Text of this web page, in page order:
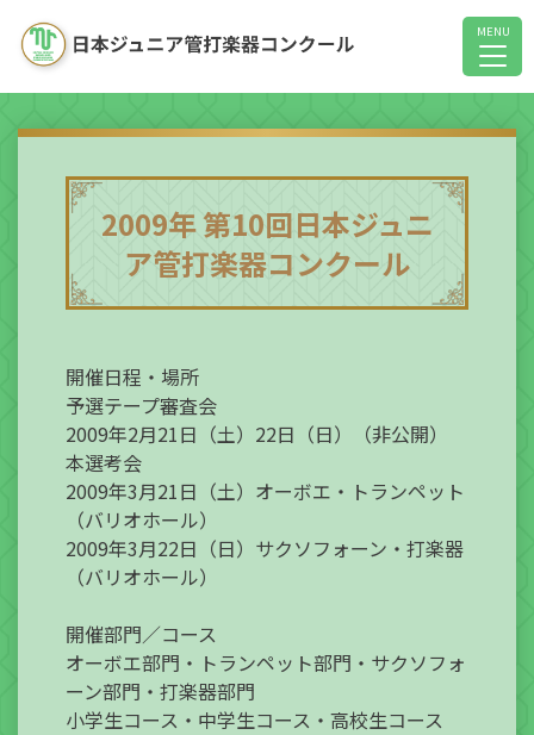
2009年 第10回日本ジュニ
ア管打楽器コンクール
開催日程・場所
予選テープ審査会
2009年2月21日（土）22日（日）（非公開）
本選考会
2009年3月21日（土）オーボエ・トランペット
（バリオホール）
2009年3月22日（日）サクソフォーン・打楽器
（バリオホール）
開催部門／コース
オーボエ部門・トランペット部門・サクソフォ
ーン部門・打楽器部門
小学生コース・中学生コース・高校生コース